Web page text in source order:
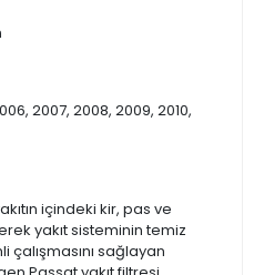
2007, 2008, 2009, 2010,
içindeki kir, pas ve
yakıt sisteminin temiz
çalışmasını sağlayan